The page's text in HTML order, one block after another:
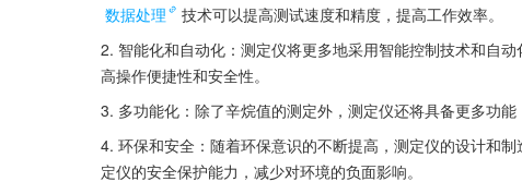
数据处理
技术可以提高测试速度和精度，提高工作效率。
2. 智能化和自动化：测定仪将更多地采用智能控制技术和自动
高操作便捷性和安全性。
3. 多功能化：除了辛烷值的测定外，测定仪还将具备更多功
4. 环保和安全：随着环保意识的不断提高，测定仪的设计和
定仪的安全保护能力，减少对环境的负面影响。